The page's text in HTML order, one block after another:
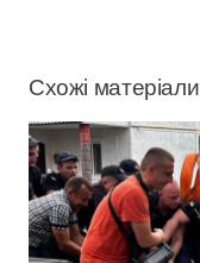
Схожі матеріали